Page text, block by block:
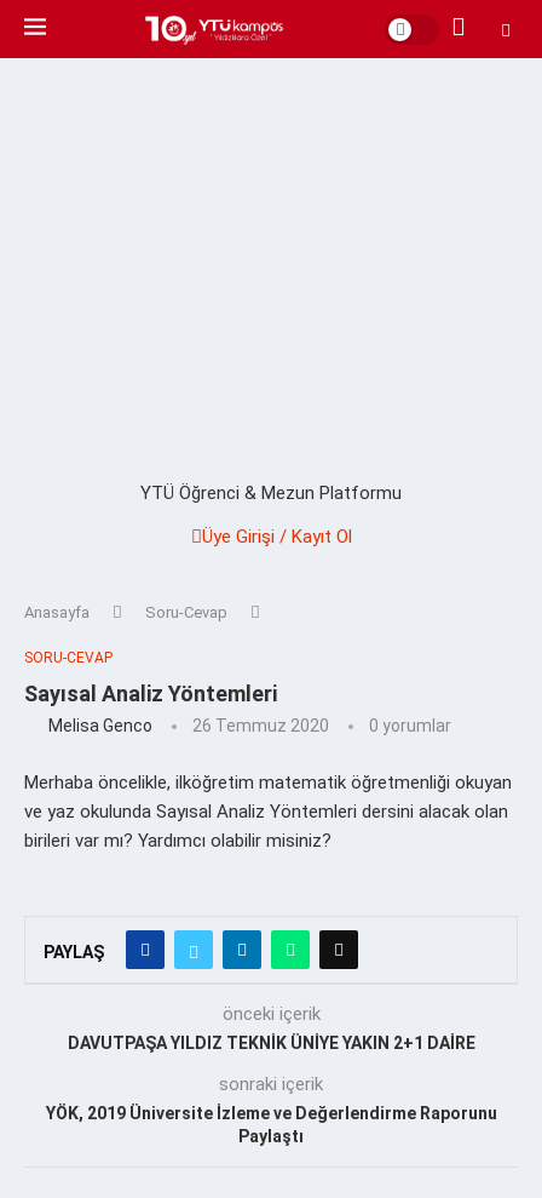
YTÜ Öğrenci & Mezun Platformu
Üye Girişi / Kayıt Ol
Anasayfa Soru-Cevap
SORU-CEVAP
Sayısal Analiz Yöntemleri
Melisa Genco 26 Temmuz 2020 0 yorumlar
Merhaba öncelikle, ilköğretim matematik öğretmenliği okuyan
ve yaz okulunda Sayısal Analiz Yöntemleri dersini alacak olan
birileri var mı? Yardımcı olabilir misiniz?
PAYLAŞ
önceki içerik
DAVUTPAŞA YILDIZ TEKNİK ÜNİYE YAKIN 2+1 DAİRE
sonraki içerik
YÖK, 2019 Üniversite İzleme ve Değerlendirme Raporunu
Paylaştı